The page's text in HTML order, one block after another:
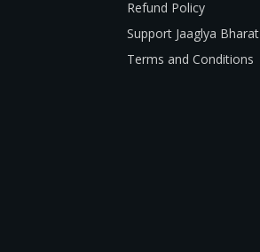
Refund Policy
Support Jaaglya Bharat
Terms and Conditions